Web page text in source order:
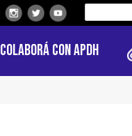
el
sitio
Colaborá con APDH